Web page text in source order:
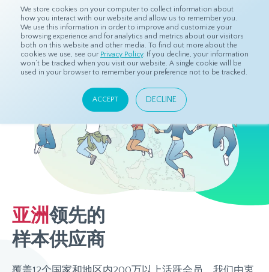
We store cookies on your computer to collect information about
how you interact with our website and allow us to remember you.
We use this information in order to improve and customize your
browsing experience and for analytics and metrics about our visitors
both on this website and other media. To find out more about the
cookies we use, see our Privacy Policy. If you decline, your information
won’t be tracked when you visit our website. A single cookie will be
used in your browser to remember your preference not to be tracked.
ACCEPT DECLINE
亚洲领先的
样本供应商